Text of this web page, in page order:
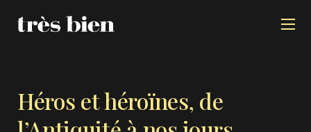
Héros et héroïnes, de